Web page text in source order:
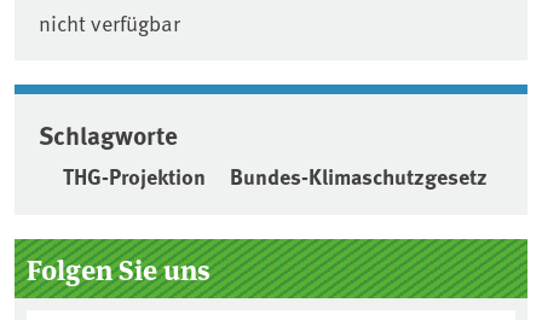
nicht verfügbar
Schlagworte
THG-Projektion Bundes-Klimaschutzgesetz
Seitenleiste
Folgen Sie uns